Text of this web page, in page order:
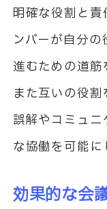
明確な役割と
ンバーが自分
進むための道筋
また互いの役
誤解やコミュ
な協働を可能に
効果的な会